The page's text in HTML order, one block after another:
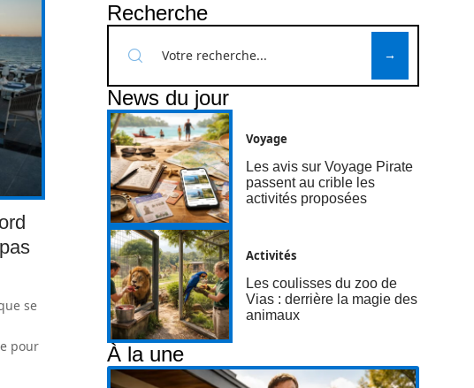
se
pour
Recherche
News du jour
Voyage
Les avis sur Voyage Pirate
passent au crible les
activités proposées
Activités
Les coulisses du zoo de
Vias : derrière la magie des
animaux
À la une